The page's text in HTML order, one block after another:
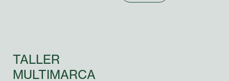
TALLER
MULTIMARCA